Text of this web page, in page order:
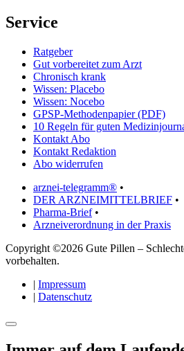
Service
Ratgeber
Gut vorbereitet zum Arzt
Chronisch krank
Wissen: Placebo
Wissen: Nocebo
GPSP-Methodenpapier (PDF)
10 Regeln für guten
Kontakt Abo
Kontakt Redaktion
Abo widerrufen
arznei-telegramm® •
DER ARZNEIMITTELBRIEF •
Pharma-Brief•
Arzneiverordnung in der Praxis
Copyright ©2026 Gute Pillen –
vorbehalten.
| Impressum
| Datenschutz